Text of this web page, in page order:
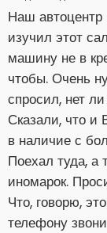
Наш автоцентр
изучил этот
машину не в
чтобы. Очень
спросил, нет
Сказали, что и
в наличие с
Поехал туда, а
иномарок.
Что, говорю,
телефону